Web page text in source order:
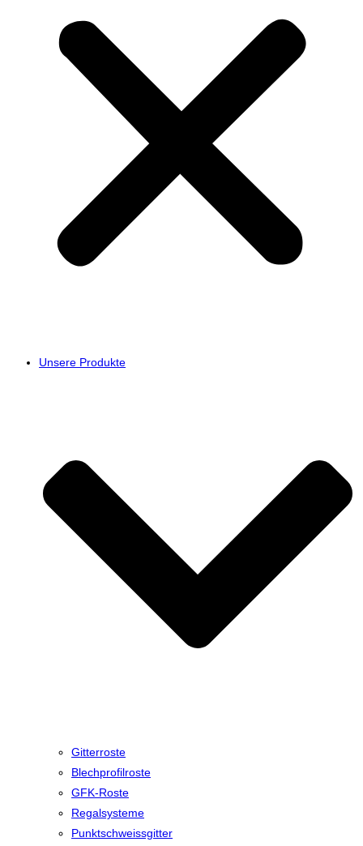
Unsere Produkte
Gitterroste
Blechprofilroste
GFK-Roste
Regalsysteme
Punktschweissgitter